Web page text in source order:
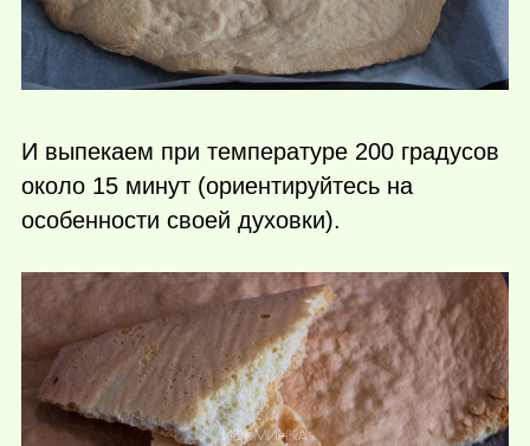
И выпекаем при температуре 200 градусов
около 15 минут (ориентируйтесь на
особенности своей духовки).